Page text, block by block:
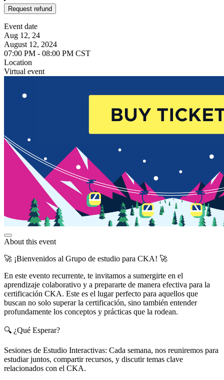
Request refund
Event date
Aug 12, 24
August 12, 2024
07:00 PM - 08:00 PM CST
Location
Virtual event
About this event
🚀 ¡Bienvenidos al Grupo de estudio para CKA! 🚀
En este evento recurrente, te invitamos a sumergirte en el
aprendizaje colaborativo y a prepararte de manera efectiva para la
certificación CKA. Este es el lugar perfecto para aquellos que
buscan no solo superar la certificación, sino también entender
profundamente los conceptos y prácticas que la rodean.
🔍 ¿Qué Esperar?
Sesiones de Estudio Interactivas: Cada semana, nos reuniremos para
estudiar juntos, compartir recursos, y discutir temas clave
relacionados con el CKA.